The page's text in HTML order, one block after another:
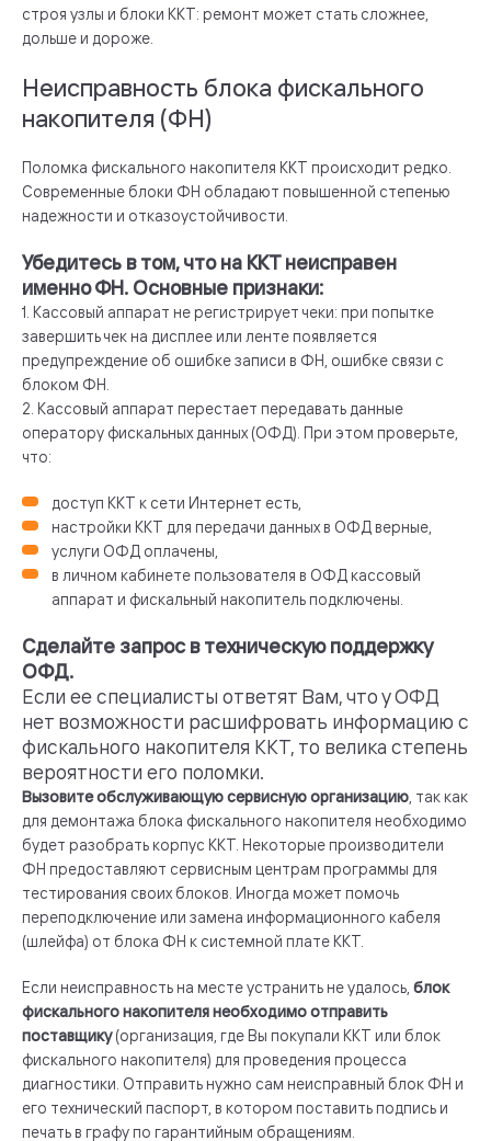
строя узлы и блоки ККТ: ремонт может стать сложнее,
дольше и дороже.
Неисправность блока фискального
накопителя (ФН)
Поломка фискального накопителя ККТ происходит редко.
Современные блоки ФН обладают повышенной степенью
надежности и отказоустойчивости.
Убедитесь в том, что на ККТ неисправен
именно ФН. Основные признаки:
1. Кассовый аппарат не регистрирует чеки: при попытке
завершить чек на дисплее или ленте появляется
предупреждение об ошибке записи в ФН, ошибке связи с
блоком ФН.
2. Кассовый аппарат перестает передавать данные
оператору фискальных данных (ОФД). При этом проверьте,
что:
доступ ККТ к сети Интернет есть,
настройки ККТ для передачи данных в ОФД верные,
услуги ОФД оплачены,
в личном кабинете пользователя в ОФД кассовый
аппарат и фискальный накопитель подключены.
Сделайте запрос в техническую поддержку
ОФД.
Если ее специалисты ответят Вам, что у ОФД
нет возможности расшифровать информацию с
фискального накопителя ККТ, то велика степень
вероятности его поломки.
Вызовите обслуживающую сервисную организацию , так как
для демонтажа блока фискального накопителя необходимо
будет разобрать корпус ККТ. Некоторые производители
ФН предоставляют сервисным центрам программы для
тестирования своих блоков. Иногда может помочь
переподключение или замена информационного кабеля
(шлейфа) от блока ФН к системной плате ККТ.
Если неисправность на месте устранить не удалось, блок
фискального накопителя необходимо отправить
поставщику(организация, где Вы покупали ККТ или блок
фискального накопителя) для проведения процесса
диагностики. Отправить нужно сам неисправный блок ФН и
его технический паспорт, в котором поставить подпись и
печать в графу по гарантийным обращениям.